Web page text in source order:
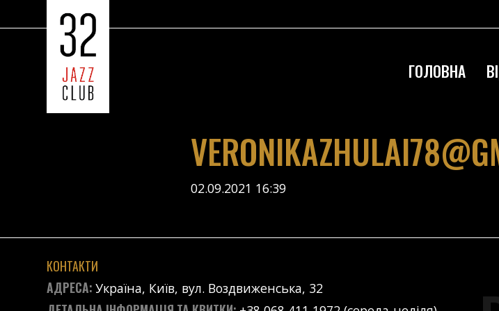
ГОЛОВНА
02.09.2021 16:39
КОНТАКТИ
АДРЕСА:Україна, Київ, вул. Воздвиженська, 32